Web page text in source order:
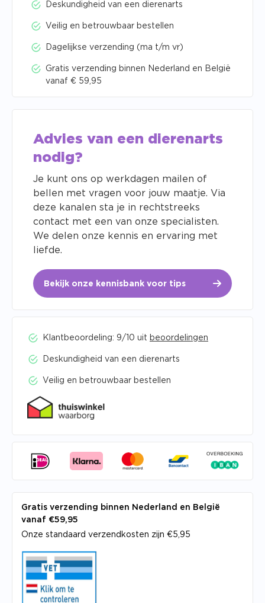
Deskundigheid van een dierenarts
Veilig en betrouwbaar bestellen
Dagelijkse verzending (ma t/m vr)
Gratis verzending binnen Nederland en België
vanaf € 59,95
Advies van een dierenarts
nodig?
Je kunt ons op werkdagen mailen of
bellen met vragen voor jouw maatje. Via
deze kanalen sta je in rechtstreeks
contact met een van onze specialisten.
We delen onze kennis en ervaring met
liefde.
Bekijk onze kennisbank voor tips
Klantbeoordeling: 9/10 uit beoordelingen
Deskundigheid van een dierenarts
Veilig en betrouwbaar bestellen
Gratis verzending binnen Nederland en België
vanaf €59,95
Onze standaard verzendkosten zijn €5,95